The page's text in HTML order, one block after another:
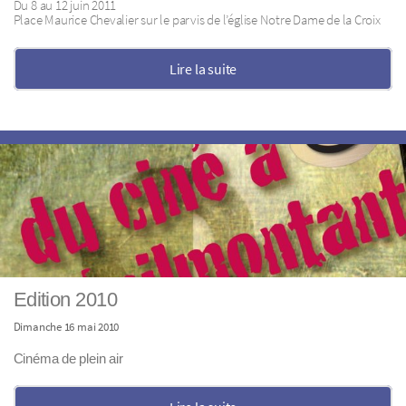
Du 8 au 12 juin 2011
Place Maurice Chevalier sur le parvis de l’église Notre Dame de la Croix
Lire la suite
Edition 2010
Dimanche 16 mai 2010
Cinéma de plein air